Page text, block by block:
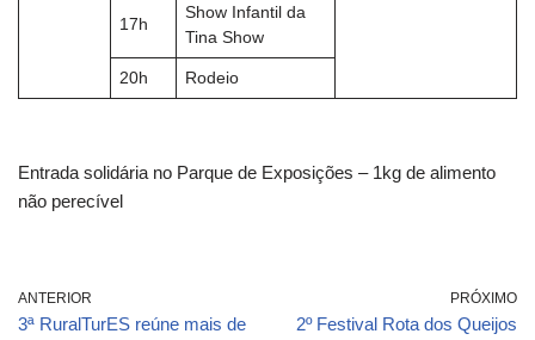
17h
Show Infantil da
Tina Show
20h Rodeio
Entrada solidária no Parque de Exposições – 1kg de alimento
não perecível
ANTERIOR
3ª RuralTurES reúne mais de
PRÓXIMO
2º Festival Rota dos Queijos